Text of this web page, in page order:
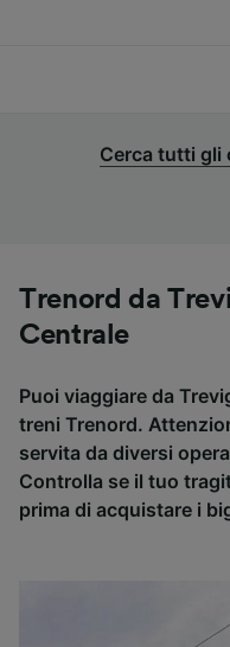
Cerca tutti gli
Trenord da
Centrale
Puoi viaggiare da
treni Trenord.
servita da diversi
Controlla se il tuo
prima di acquistare i